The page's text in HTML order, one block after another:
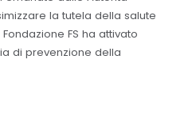
la tutela della salute
FS ha attivato
di prevenzione della